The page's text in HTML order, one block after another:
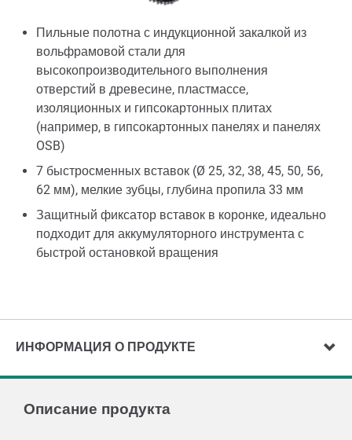
Пильные полотна с индукционной закалкой из
вольфрамовой стали для
высокопроизводительного выполнения
отверстий в древесине, пластмассе,
изоляционных и гипсокартонных плитах
(например, в гипсокартонных панелях и панелях
OSB)
7 быстросменных вставок (Ø 25, 32, 38, 45, 50, 56,
62 мм), мелкие зубцы, глубина пропила 33 мм
Защитный фиксатор вставок в коронке, идеально
подходит для аккумуляторного инструмента с
быстрой остановкой вращения
ИНФОРМАЦИЯ О ПРОДУКТЕ
Описание продукта